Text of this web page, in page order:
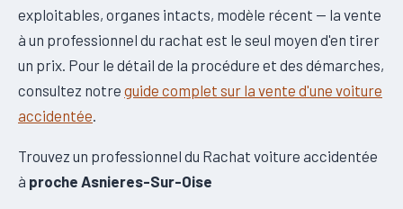
exploitables, organes intacts, modèle récent — la vente
à un professionnel du rachat est le seul moyen d'en tirer
un prix. Pour le détail de la procédure et des démarches,
consultez notre guide complet sur la vente d'une voiture
accidentée.
Trouvez un professionnel du Rachat voiture accidentée
à proche Asnieres-Sur-Oise